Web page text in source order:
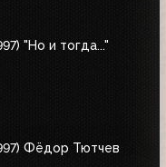
"Но и тогда..."
Фёдор Тютчев